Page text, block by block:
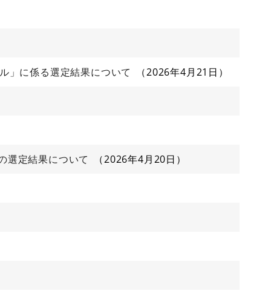
」に係る選定結果について 2026年4月21日
選定結果について 2026年4月20日